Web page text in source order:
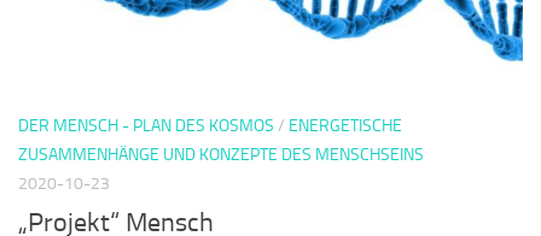
DER MENSCH - PLAN DES KOSMOS / ENERGETISCHE
ZUSAMMENHÄNGE UND KONZEPTE DES MENSCHSEINS
2020-10-23
„Projekt“ Mensch